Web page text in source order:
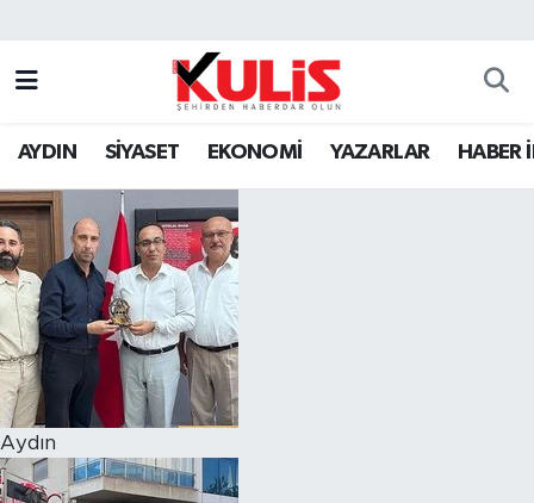
AYDIN SİYASET EKONOMİ YAZARLAR HABER
Aydın